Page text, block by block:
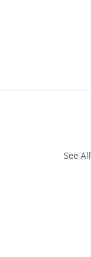
See All